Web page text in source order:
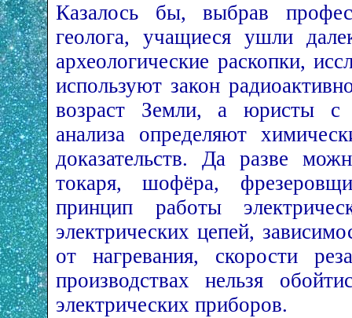
Казалось бы, выбрав
геолога, учащиеся ушли
археологические раскопки,
используют закон
возраст Земли, а юристы с
анализа определяют
доказательств. Да разве
токаря, шофёра,
принцип работы
электрических цепей,
от нагревания, скорости
производствах нельзя
электрических приборов.